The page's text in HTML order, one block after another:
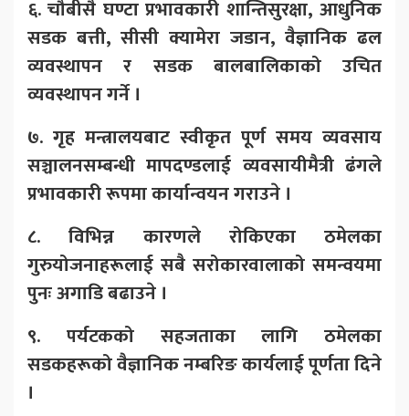
६. चौबीसै घण्टा प्रभावकारी शान्तिसुरक्षा, आधुनिक
सडक बत्ती, सीसी क्यामेरा जडान, वैज्ञानिक ढल
व्यवस्थापन र सडक बालबालिकाको उचित
व्यवस्थापन गर्ने ।
७. गृह मन्त्रालयबाट स्वीकृत पूर्ण समय व्यवसाय
सञ्चालनसम्बन्धी मापदण्डलाई व्यवसायीमैत्री ढंगले
प्रभावकारी रूपमा कार्यान्वयन गराउने ।
८. विभिन्न कारणले रोकिएका ठमेलका
गुरुयोजनाहरूलाई सबै सरोकारवालाको समन्वयमा
पुनः अगाडि बढाउने ।
९. पर्यटकको सहजताका लागि ठमेलका
सडकहरूको वैज्ञानिक नम्बरिङ कार्यलाई पूर्णता दिने
।